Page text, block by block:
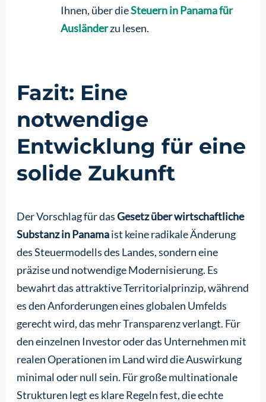
Ihnen, über dieSteuern in Panama für
Ausländerzu lesen.
Fazit: Eine
notwendige
Entwicklung für eine
solide Zukunft
Der Vorschlag für dasGesetz über wirtschaftliche
Substanz in Panamaist keine radikale Änderung
des Steuermodells des Landes, sondern eine
präzise und notwendige Modernisierung. Es
bewahrt das attraktive Territorialprinzip, während
es den Anforderungen eines globalen Umfelds
gerecht wird, das mehr Transparenz verlangt. Für
den einzelnen Investor oder das Unternehmen mit
realen Operationen im Land wird die Auswirkung
minimal oder null sein. Für große multinationale
Strukturen legt es klare Regeln fest, die echte